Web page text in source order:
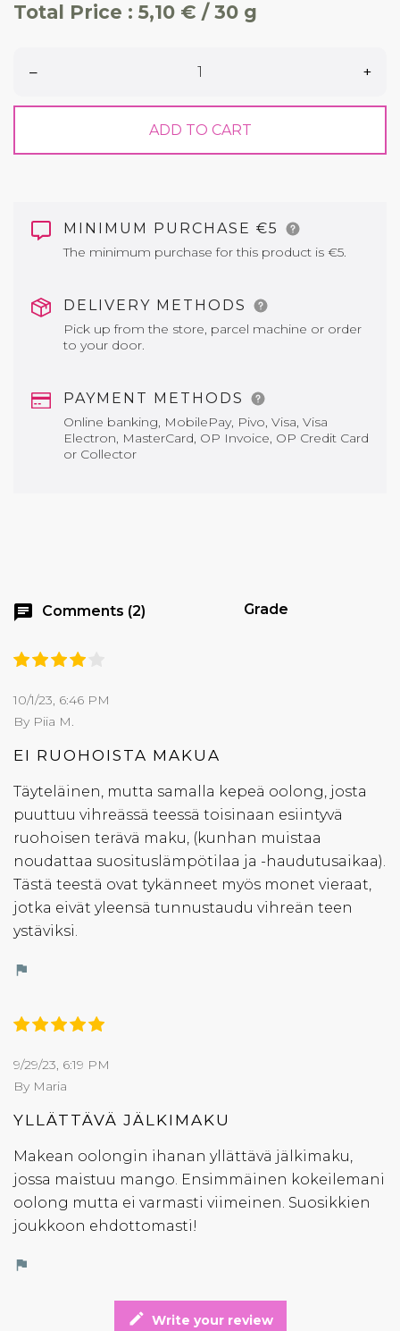
Total Price : 5,10 € / 30 g
– +
ADD TO CART
MINIMUM PURCHASE €5
The minimum purchase for this product is €5.
DELIVERY METHODS
Pick up from the store, parcel machine or order
to your door.
PAYMENT METHODS
Online banking, MobilePay, Pivo, Visa, Visa
Electron, MasterCard, OP Invoice, OP Credit Card
or Collector
chat Comments (2) Grade
10/1/23, 6:46 PM
By Piia M.
EI RUOHOISTA MAKUA
Täyteläinen, mutta samalla kepeä oolong, josta
puuttuu vihreässä teessä toisinaan esiintyvä
ruohoisen terävä maku, (kunhan muistaa
noudattaa suosituslämpötilaa ja -haudutusaikaa).
Tästä teestä ovat tykänneet myös monet vieraat,
jotka eivät yleensä tunnustaudu vihreän teen
ystäviksi.
flag
9/29/23, 6:19 PM
By Maria
YLLÄTTÄVÄ JÄLKIMAKU
Makean oolongin ihanan yllättävä jälkimaku,
jossa maistuu mango. Ensimmäinen kokeilemani
oolong mutta ei varmasti viimeinen. Suosikkien
joukkoon ehdottomasti!
flag
edit Write your review